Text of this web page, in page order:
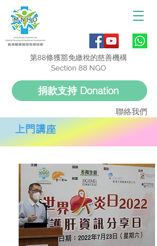
聯絡我們
捐款支持 Donation
第88條獲豁免繳稅的慈善機構
Section 88 NGO
上門講座